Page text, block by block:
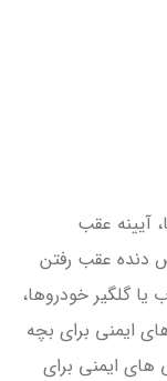
آيينه عقب
دنده عقب رفتن
يا گلگير خودروها،
ايمني براي بچه
ايمني براي